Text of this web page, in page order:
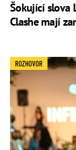
Šokující slova
Clashe mají
ROZHOVOR